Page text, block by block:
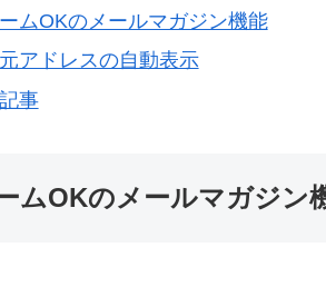
ムOKのメールマガジン機能
アドレスの自動表示
事
ムOKのメールマガジン